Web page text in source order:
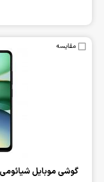
مقایسه